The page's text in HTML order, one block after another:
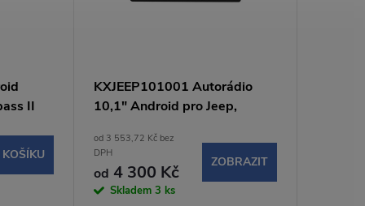
II
KXJEEP101001 Autorádio
10,1" Android pro Jeep,
od 3 553,72 Kč bez
DPH
od 4 300 Kč
Skladem 3 ks
ZOBRAZIT